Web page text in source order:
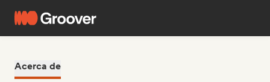
Acerca de